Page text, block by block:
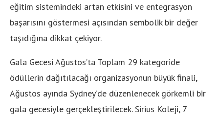
eğitim sistemindeki artan etkisini ve entegrasyon
başarısını göstermesi açısından sembolik bir değer
taşıdığına dikkat çekiyor.
Gala Gecesi Ağustos’ta Toplam 29 kategoride
ödüllerin dağıtılacağı organizasyonun büyük finali,
Ağustos ayında Sydney’de düzenlenecek görkemli bir
gala gecesiyle gerçekleştirilecek. Sirius Koleji, 7